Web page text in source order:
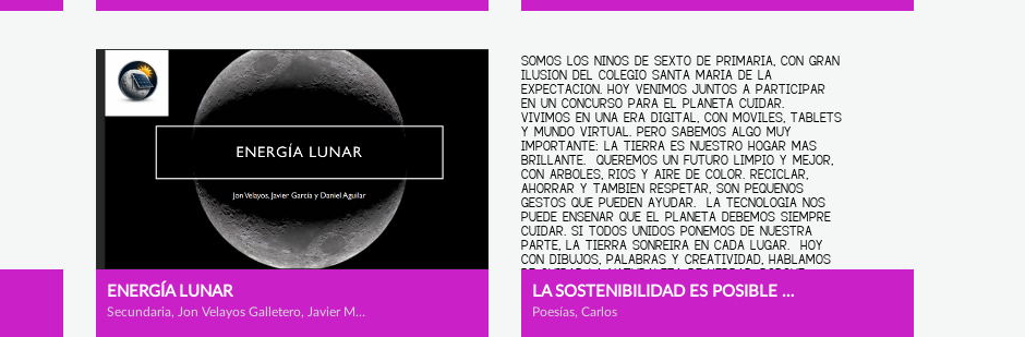
ENERGÍA LUNAR
Secundaria, Jon Velayos Galletero, Javier Mateo García Díaz y Daniel Aguilar Redondo
LA SOSTENIBILIDAD ES POSIBLE EN LA ERA DIGITAL
Poesías, Carlos